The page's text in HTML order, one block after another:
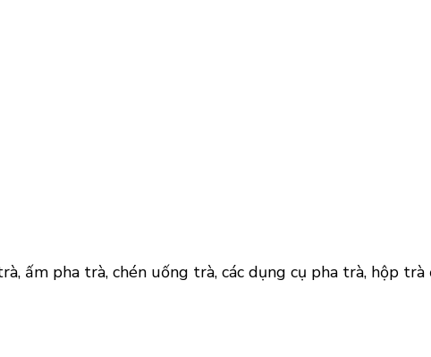
ấm pha trà, chén uống trà, các dụng cụ pha trà, hộp